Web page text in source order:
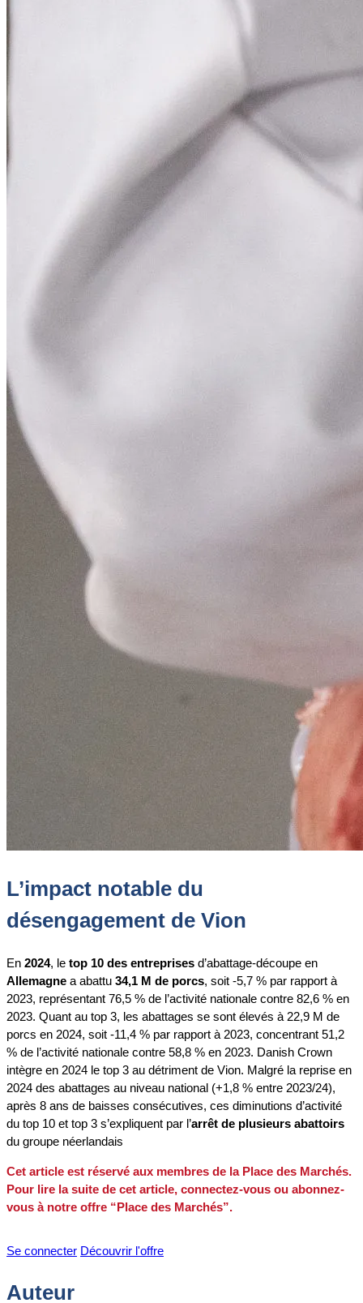
L’impact notable du
désengagement de Vion
En 2024, le top 10 des entreprises d’abattage-découpe en
Allemagne a abattu 34,1 M de porcs, soit ‑5,7 % par rapport à
2023, représentant 76,5 % de l’activité nationale contre 82,6 % en
2023. Quant au top 3, les abattages se sont élevés à 22,9 M de
porcs en 2024, soit -11,4 % par rapport à 2023, concentrant 51,2
% de l’activité nationale contre 58,8 % en 2023. Danish Crown
intègre en 2024 le top 3 au détriment de Vion. Malgré la reprise en
2024 des abattages au niveau national (+1,8 % entre 2023/24),
après 8 ans de baisses consécutives, ces diminutions d’activité
du top 10 et top 3 s’expliquent par l’arrêt de plusieurs abattoirs
du groupe néerlandais
Cet article est réservé aux membres de la Place des Marchés.
Pour lire la suite de cet article, connectez-vous ou abonnez-
vous à notre offre “Place des Marchés”.
Se connecter Découvrir l'offre
Auteur